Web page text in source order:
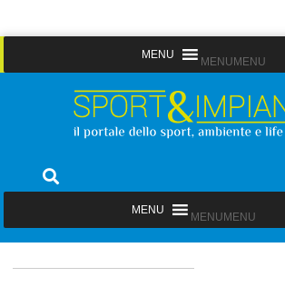
to
MENU MENU
Sport&Impianti
MENU MENU